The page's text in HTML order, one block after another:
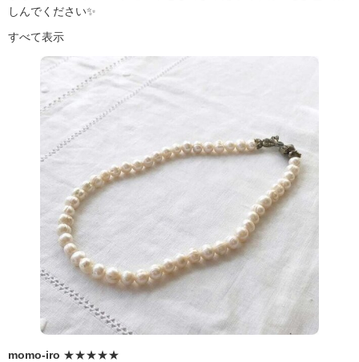
しんでください✨
すべて表示
momo-iro ★★★★★